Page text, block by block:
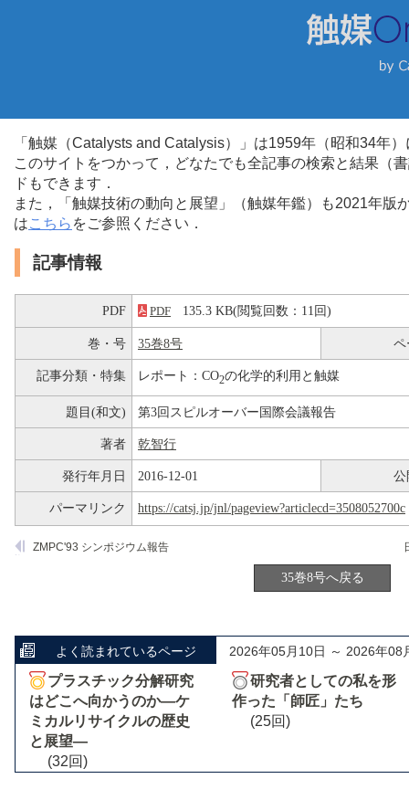
「触媒（Catalysts and Catalysis）」は1959年（昭和34年
このサイトをつかって，どなたでも全記事の検索と結果（
ドもできます．
また，「触媒技術の動向と展望」（触媒年鑑）も2021年
はこちら をご参照ください．
記事情報
PDF PDF 135.3 KB(閲覧回数：11回)
巻・号 35巻8号 ペ
記事分類・特集 レポート：CO2の化学的利用と触媒
題目(和文) 第3回スピルオーバー国際会議報告
著者 乾智行
発行年月日 2016-12-01 公
パーマリンク https://catsj.jp/jnl/pageview?articlecd=3508052700c
ZMPC'93 シンポジウム報告
35巻8号へ戻る
よく読まれているページ 2026年05月10日 ～ 2026年08
プラスチック分解研究
はどこへ向かうのか―ケ
ミカルリサイクルの歴史
と展望―
(32回)
研究者としての私を形
作った「師匠」たち
(25回)